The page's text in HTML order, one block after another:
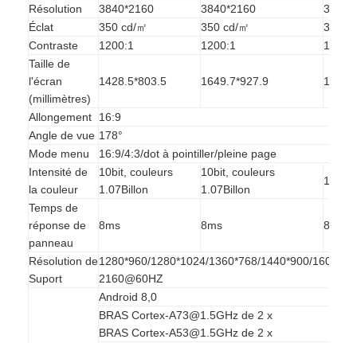
Résolution 3840*2160 3840*2160
Éclat
350 cd/㎡ 350 cd/㎡
350
Contraste
1200:1 1200:1
Taille de
l'écran
(millimètres)
1428.5*803.5 1649.7*927.9
Allongement
16:9
Angle de vue 178°
Mode menu
16:9/4:3/dot à pointiller/pleine page
Intensité de
la couleur
10bit, couleurs
1.07Billon
10bit, couleurs
1.07Billon
10bit,
Temps de
réponse de
panneau
8ms 8ms 8ms
Résolution de
Suport
1280*960/1280*1024/1360*768/1440*900/
2160@60HZ
Android 8,0
BRAS Cortex-A73@1.5GHz de 2 x
BRAS Cortex-A53@1.5GHz de 2 x